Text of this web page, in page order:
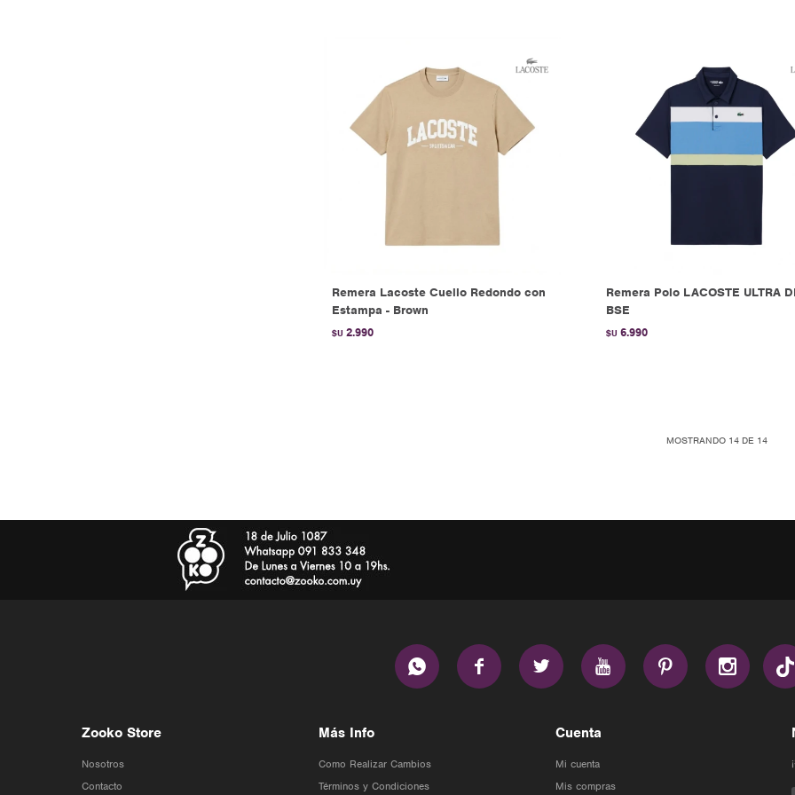
Remera Lacoste Cuello Redondo con
Estampa - Brown
$U 2.990
Remera Polo LACOSTE ULTRA
BSE
$U 6.990
MOSTRANDO 14 DE 14
     
Zooko Store
Nosotros
Contacto
Más Info
Como Realizar Cambios
Términos y Condiciones
Cuenta
Mi cuenta
Mis compras